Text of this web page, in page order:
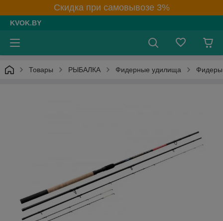
Скидка при самовывозе 3%
KVOK.BY
Товары РЫБАЛКА Фидерные удилища Фидеры